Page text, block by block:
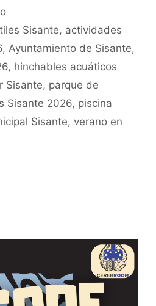
Sisante, actividades
, Ayuntamiento de Sisante,
, hinchables acuáticos
Sisante, parque de
Sisante 2026, piscina
Sisante, verano en